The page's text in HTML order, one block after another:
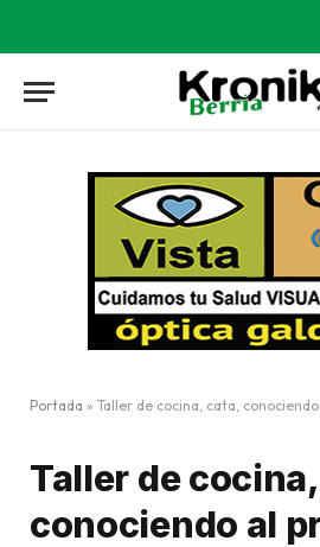
Portada » Taller de cocina, cata, conociendo al productor y
Taller de
conociendo al